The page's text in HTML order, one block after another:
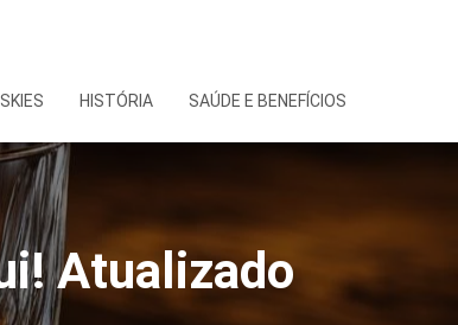
HISTÓRIA SAÚDE E BENEFÍCIOS
Atualizado